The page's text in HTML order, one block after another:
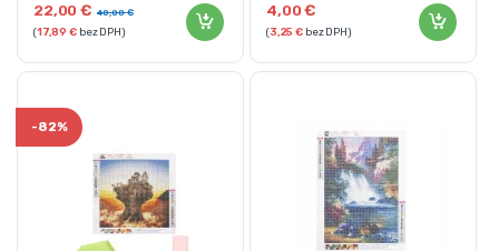
22,00€ 40,00€
(17,89€bez DPH)
4,00€
(3,25€ bez DPH)
-82%